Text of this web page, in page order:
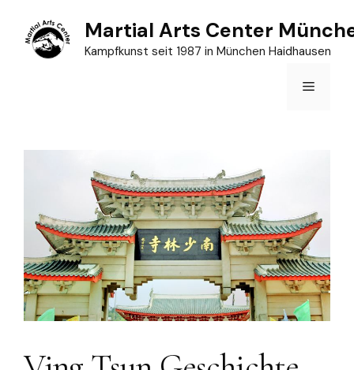
Inhalt
springen
Martial Arts Center
Kampfkunst seit 1987 in München Haidhausen
Menü